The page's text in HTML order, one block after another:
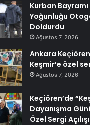
Kurban Bayramı
Yoğunluğu
Doldurdu
Ağustos 7, 2026
Ankara
Keşmir’e özel
Ağustos 7, 2026
Keçiören’de
Dayanışma
Özel Sergi